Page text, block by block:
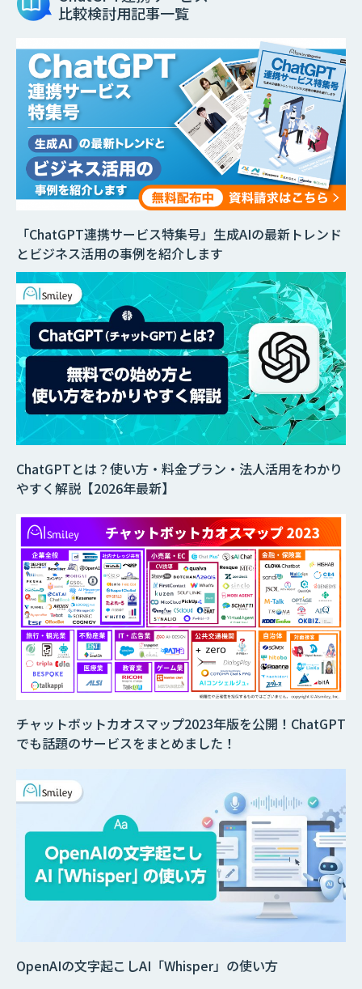
比較検討用記事一覧
ChatGPTとは？使い方・料金プラン・法人活用をわかり
やすく解説【2026年最新】
チャットボットカオスマップ2023年版を公開！ChatGPT
でも話題のサービスをまとめました！
OpenAIの文字起こしAI「Whisper」の使い方
「ChatGPT連携サービス特集号」生成AIの最新トレンド
とビジネス活用の事例を紹介します